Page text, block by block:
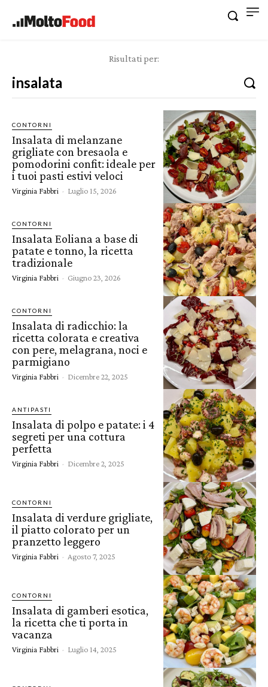
Risultati per:
CONTORNI
Insalata di melanzane
grigliate con bresaola e
pomodorini confit: ideale per
i tuoi pasti estivi veloci
Virginia Fabbri - Luglio 15, 2026
CONTORNI
Insalata Eoliana a base di
patate e tonno, la ricetta
tradizionale
Virginia Fabbri - Giugno 23, 2026
CONTORNI
Insalata di radicchio: la
ricetta colorata e creativa
con pere, melagrana, noci e
parmigiano
Virginia Fabbri - Dicembre 22, 2025
ANTIPASTI
Insalata di polpo e patate: i 4
segreti per una cottura
perfetta
Virginia Fabbri - Dicembre 2, 2025
CONTORNI
Insalata di verdure grigliate,
il piatto colorato per un
pranzetto leggero
Virginia Fabbri - Agosto 7, 2025
CONTORNI
Insalata di gamberi esotica,
la ricetta che ti porta in
vacanza
Virginia Fabbri - Luglio 14, 2025